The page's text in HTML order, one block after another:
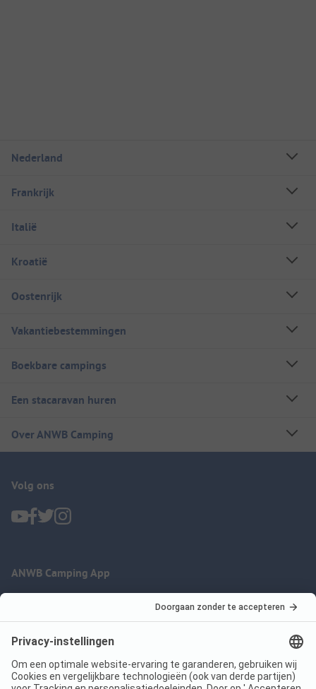
Nederland
Frankrijk
Italië
Kroatië
Oostenrijk
Vakantiebestemmingen
Boekbare campings
Een stacaravan huren
Over ANWB Camping
Volg ons
ANWB Camping App